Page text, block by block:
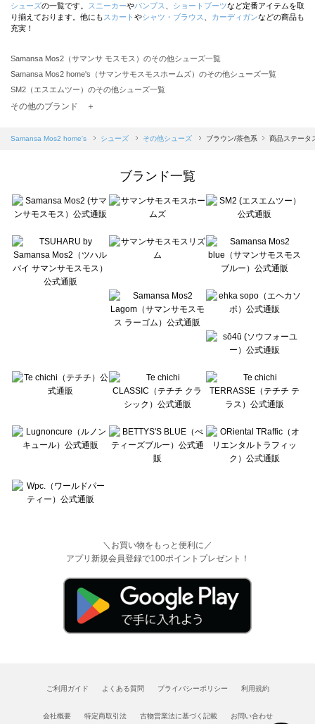
シューズの一覧です。 スニーカーやパンプス ショートブーツなど定番アイテムを取
り揃えております。他にも スカート やシャツ・ブラウス カーディガンなどの商品も
充実！
Samansa Mos2（サマンサ モスモス）のその他シューズ一覧
Samansa Mos2 home's（サマンサモスモスホームズ）のその他シューズ一覧
SM2（エスエムツー）のその他シューズ一覧
Samansa Mos2 blue（サマンサモスモス ブルー）のその他シューズ一覧
sō4ū（ソウフォーユー）のその他シューズ一覧
Te chichi（テチチ）のその他シューズ一覧
Te chichi CLASSIC（テチチ クラシック）のその他シューズ一覧
Lugnoncure（ルノンキュール）のその他シューズ一覧
BETTY'S BLUE（べティーズブルー）のその他シューズ一覧
Wpc.（ワールドパーティー）のその他シューズ一覧
その他のブランド ＋
Samansa Mos2 home's シューズ その他シューズ ブラウン/茶色系 商品ステータ
ブランド一覧
＼お買い物をもっと便利に／
アプリ新規会員登録で100ポイントプレゼント！
ご利用ガイド よくある質問 プライバシーポリシー 利用規約
会社概要 特定商取引法 古物営業法に基づく記載 お問い合わせ